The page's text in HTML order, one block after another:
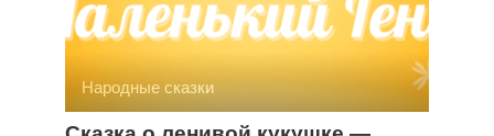
Народные сказки